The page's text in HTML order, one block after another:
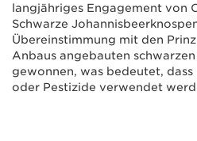
langjähriges Engagement von
Schwarze
Übereinstimmung mit den
Anbaus angebauten
gewonnen, was bedeutet,
oder Pestizide verwendet